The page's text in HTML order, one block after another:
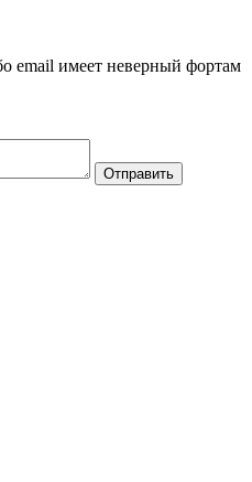
email имеет неверный фортам
Отправить